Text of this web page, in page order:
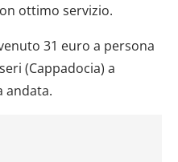
ottimo servizio.
31 euro a persona
(Cappadocia) a
andata.